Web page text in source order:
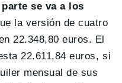
se va a los
la versión de cuatro
22.348,80 euros. El
22.611,84 euros, si
mensual de sus